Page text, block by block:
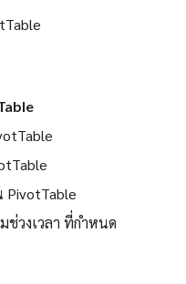
PivotTable
ช่วงเวลา ที่กำหนด